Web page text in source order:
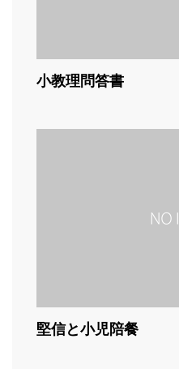
小教理問答書
堅信と小児陪餐